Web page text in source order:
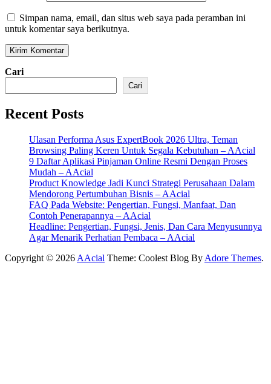
Simpan nama, email, dan situs web saya pada peramban ini
untuk komentar saya berikutnya.
Cari
Cari
Recent Posts
Ulasan Performa Asus ExpertBook 2026 Ultra, Teman
Browsing Paling Keren Untuk Segala Kebutuhan – AAcial
9 Daftar Aplikasi Pinjaman Online Resmi Dengan Proses
Mudah – AAcial
Product Knowledge Jadi Kunci Strategi Perusahaan Dalam
Mendorong Pertumbuhan Bisnis – AAcial
FAQ Pada Website: Pengertian, Fungsi, Manfaat, Dan
Contoh Penerapannya – AAcial
Headline: Pengertian, Fungsi, Jenis, Dan Cara Menyusunnya
Agar Menarik Perhatian Pembaca – AAcial
Copyright © 2026 AAcial Theme: Coolest Blog By Adore Themes.